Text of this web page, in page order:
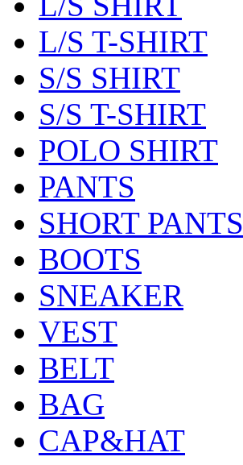
L/S T-SHIRT
S/S SHIRT
S/S T-SHIRT
POLO SHIRT
PANTS
SHORT PANTS
BOOTS
SNEAKER
VEST
BELT
BAG
CAP&HAT